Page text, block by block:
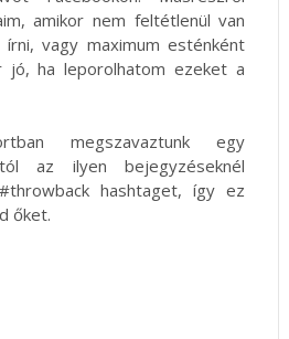
amikor nem feltétlenül van
vagy maximum esténként
jó, ha leporolhatom ezeket a
megszavaztunk egy
az ilyen bejegyzéseknél
hashtaget, így ez
őket.